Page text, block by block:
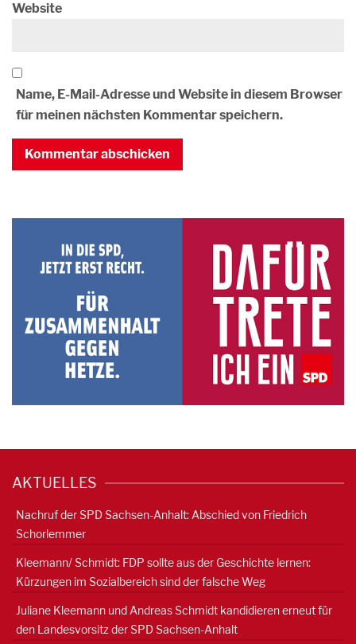
Website
Name, E-Mail-Adresse und Website in diesem Browser
für meinen nächsten Kommentar speichern.
AKTUELLES
Nachruf der SPD Sachsen-Anhalt: Abschied von Friedrich
Schorlemmer
Kleemann/ Schmidt: FDP sollte aus der Geschichte lernen:
Kürzungen im Sozialbereich sind der falsche Weg
Juliane Kleemann und Andreas Schmidt kandidieren erneut für
den Landesvorsitz der SPD Sachsen-Anhalt